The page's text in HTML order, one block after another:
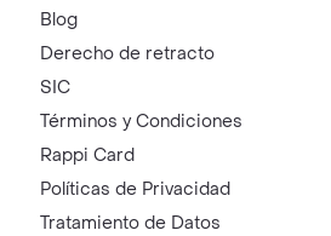
Blog
Derecho de retracto
SIC
Términos y Condiciones
Rappi Card
Políticas de Privacidad
Tratamiento de Datos